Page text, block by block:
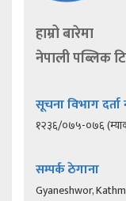
हाम्रो बारेमा
नेपाली पब्लिक
सूचना विभाग दर्ता
१२३६/०७५-०७६ (म्याक
सम्पर्क ठेगाना
Gyaneshwor,